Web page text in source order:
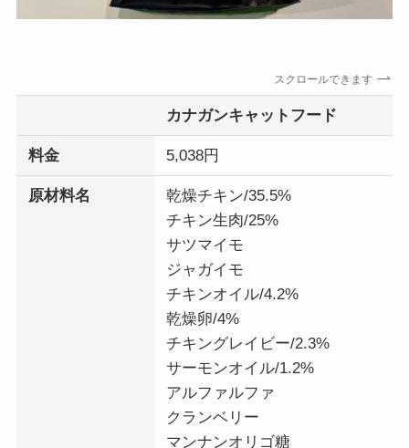
スクロールできます
カナガンキャットフード
料金 5,038円
原材料名
乾燥チキン/35.5%
チキン生肉/25%
サツマイモ
ジャガイモ
チキンオイル/4.2%
乾燥卵/4%
チキングレイビー/2.3%
サーモンオイル/1.2%
アルファルファ
クランベリー
マンナンオリゴ糖